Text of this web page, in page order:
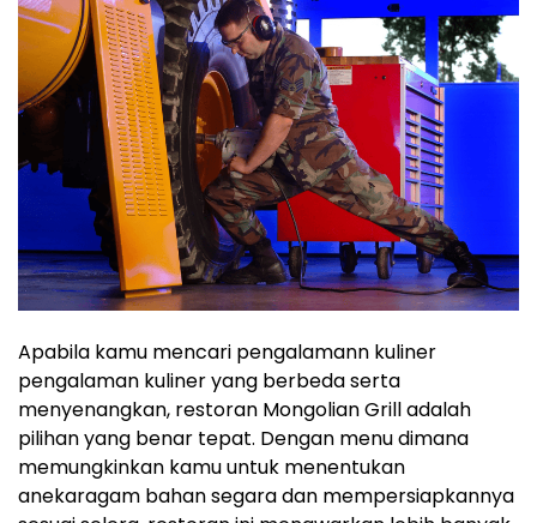
Apabila kamu mencari pengalamann kuliner
pengalaman kuliner yang berbeda serta
menyenangkan, restoran Mongolian Grill adalah
pilihan yang benar tepat. Dengan menu dimana
memungkinkan kamu untuk menentukan
anekaragam bahan segara dan mempersiapkannya